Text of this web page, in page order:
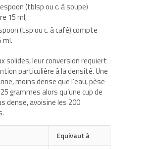
(tblsp ou c. à soupe)
15 ml,
(tsp ou c. à café) compte
ml.
solides, leur conversion requiert
particulière à la densité. Une
moins dense que l’eau, pèse
grammes alors qu’une cup de
dense, avoisine les 200
Equivaut à